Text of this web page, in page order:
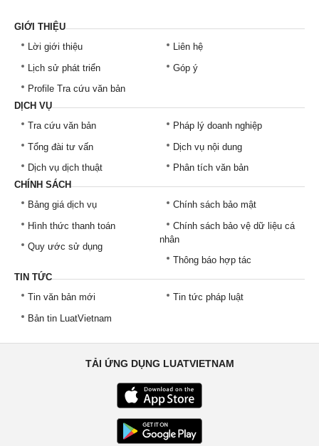
GIỚI THIỆU
Lời giới thiệu
Lịch sử phát triển
Profile Tra cứu văn bản
Liên hệ
Góp ý
DỊCH VỤ
Tra cứu văn bản
Tổng đài tư vấn
Dịch vụ dịch thuật
Pháp lý doanh nghiệp
Dịch vụ nội dung
Phân tích văn bản
CHÍNH SÁCH
Bảng giá dịch vụ
Hình thức thanh toán
Quy ước sử dụng
Chính sách bảo mật
Chính sách bảo vệ dữ liệu cá
nhân
Thông báo hợp tác
TIN TỨC
Tin văn bản mới
Bản tin LuatVietnam
Tin tức pháp luật
TẢI ỨNG DỤNG LUATVIETNAM